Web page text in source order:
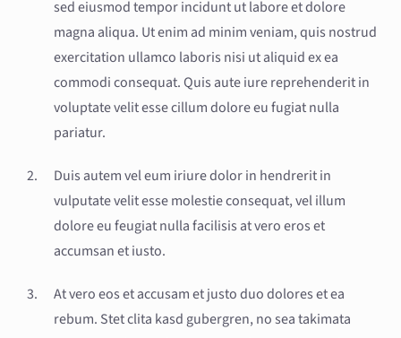
sed eiusmod tempor incidunt ut labore et dolore
magna aliqua. Ut enim ad minim veniam, quis nostrud
exercitation ullamco laboris nisi ut aliquid ex ea
commodi consequat. Quis aute iure reprehenderit in
voluptate velit esse cillum dolore eu fugiat nulla
pariatur.
Duis autem vel eum iriure dolor in hendrerit in
vulputate velit esse molestie consequat, vel illum
dolore eu feugiat nulla facilisis at vero eros et
accumsan et iusto.
At vero eos et accusam et justo duo dolores et ea
rebum. Stet clita kasd gubergren, no sea takimata